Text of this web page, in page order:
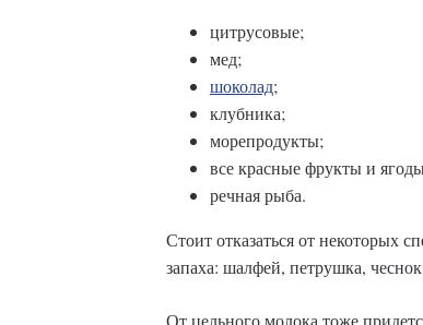
цитрусовые;
мед;
шоколад;
клубника;
морепродукты;
все красные фрукты и
речная рыба.
Стоит отказаться от некоторых
запаха: шалфей, петрушка,
От цельного молока тоже